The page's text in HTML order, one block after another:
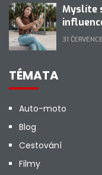
Myslíte
31
TÉMATA
Auto-moto
Blog
Cestování
Filmy